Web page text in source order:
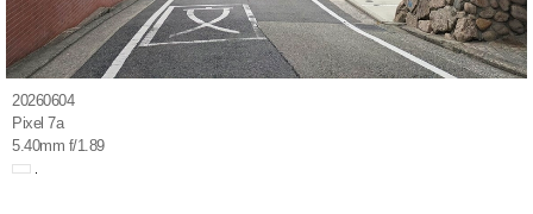
20260604
Pixel 7a
5.40mm f/1.89